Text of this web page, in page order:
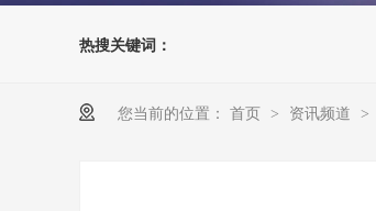
热搜关键词：
您当前的位置： 首页 > 资讯频道 >